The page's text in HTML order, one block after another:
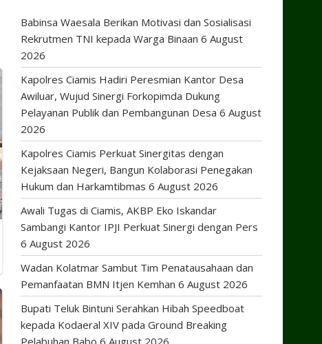
Babinsa Waesala Berikan Motivasi dan Sosialisasi
Rekrutmen TNI kepada Warga Binaan 6 August
2026
Kapolres Ciamis Hadiri Peresmian Kantor Desa
Awiluar, Wujud Sinergi Forkopimda Dukung
Pelayanan Publik dan Pembangunan Desa 6 August
2026
Kapolres Ciamis Perkuat Sinergitas dengan
Kejaksaan Negeri, Bangun Kolaborasi Penegakan
Hukum dan Harkamtibmas 6 August 2026
Awali Tugas di Ciamis, AKBP Eko Iskandar
Sambangi Kantor IPJI Perkuat Sinergi dengan Pers
6 August 2026
Wadan Kolatmar Sambut Tim Penatausahaan dan
Pemanfaatan BMN Itjen Kemhan 6 August 2026
Bupati Teluk Bintuni Serahkan Hibah Speedboat
kepada Kodaeral XIV pada Ground Breaking
Pelabuhan Babo 6 August 2026